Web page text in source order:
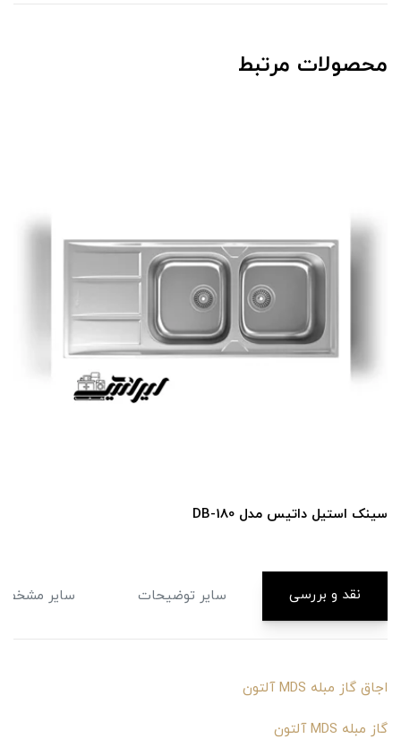
محصولات مرتبط
سینک استیل داتیس مدل DB-180
نقد و بررسی سایر توضیحات سایر
اجاق گاز مبله MDS آلتون
گاز مبله MDS آلتون